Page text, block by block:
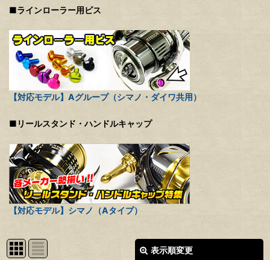
■ラインローラー用ビス
【対応モデル】Aグループ（シマノ・ダイワ共用）
■リールスタンド・ハンドルキャップ
【対応モデル】シマノ（Aタイプ）
表示順変更